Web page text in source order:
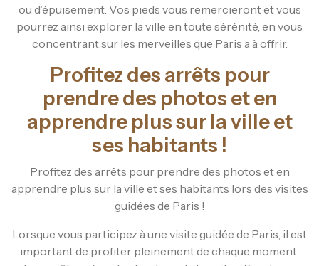
ou d’épuisement. Vos pieds vous remercieront et vous
pourrez ainsi explorer la ville en toute sérénité, en vous
concentrant sur les merveilles que Paris a à offrir.
Profitez des arrêts pour
prendre des photos et en
apprendre plus sur la ville et
ses habitants !
Profitez des arrêts pour prendre des photos et en
apprendre plus sur la ville et ses habitants lors des visites
guidées de Paris !
Lorsque vous participez à une visite guidée de Paris, il est
important de profiter pleinement de chaque moment.